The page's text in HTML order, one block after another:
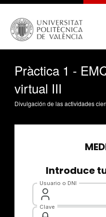
Pràctica 1 -
virtual III